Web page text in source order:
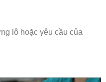
lô hoặc yêu cầu của